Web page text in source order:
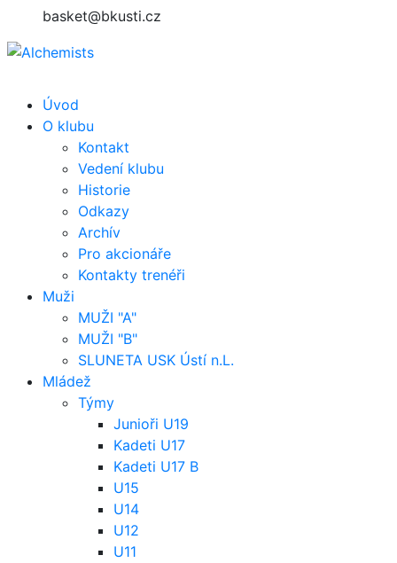
basket@bkusti.cz
Úvod
O klubu
Kontakt
Vedení klubu
Historie
Odkazy
Archív
Pro akcionáře
Kontakty trenéři
Muži
MUŽI "A"
MUŽI "B"
SLUNETA USK Ústí n.L.
Mládež
Týmy
Junioři U19
Kadeti U17
Kadeti U17 B
U15
U14
U12
U11